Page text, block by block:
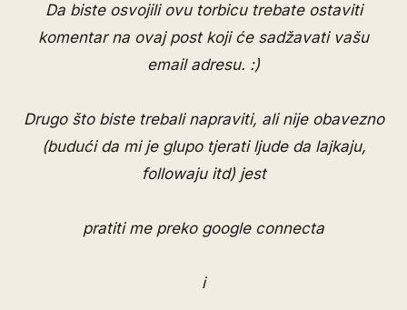
Da biste osvojili ovu torbicu trebate ostaviti
komentar na ovaj post koji će sadžavati vašu
email adresu. :)
Drugo što biste trebali napraviti, ali nije obavezno
(budući da mi je glupo tjerati ljude da lajkaju,
followaju itd) jest
pratiti me preko google connecta
i